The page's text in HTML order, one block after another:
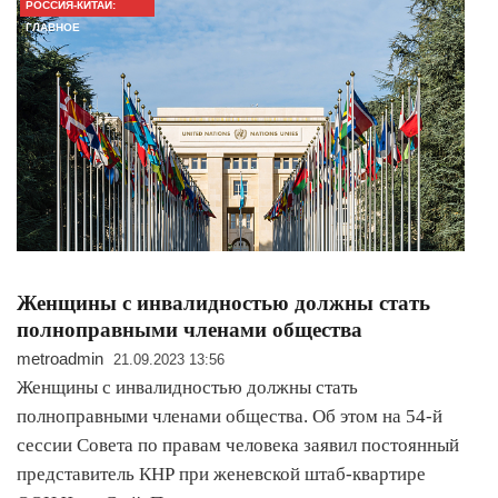
РОССИЯ-КИТАЙ:
ГЛАВНОЕ
Женщины с инвалидностью должны стать
полноправными членами общества
metroadmin 21.09.2023 13:56
Женщины с инвалидностью должны стать
полноправными членами общества. Об этом на 54-й
сессии Совета по правам человека заявил постоянный
представитель КНР при женевской штаб-квартире